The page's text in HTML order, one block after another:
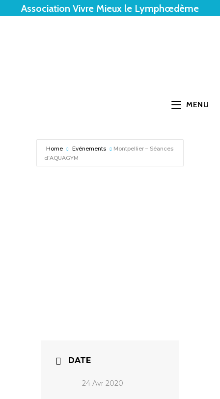
Association Vivre Mieux le Lymphœdème
MENU
Home Evénements
Montpellier – Séances
d’AQUAGYM
DATE
24 Avr 2020